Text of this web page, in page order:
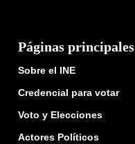
Páginas principales
Sobre el INE
Credencial para votar
Voto y Elecciones
Actores Políticos